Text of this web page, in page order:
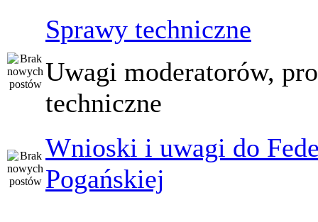
Sprawy techniczne
Uwagi moderatorów,
techniczne
Wnioski i uwagi do
Pogańskiej